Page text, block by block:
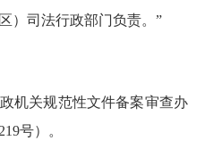
）司法行政部门负责。”
关规范性文件备案审查办
号）。